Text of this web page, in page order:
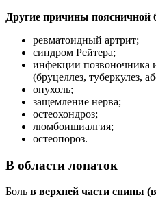
Другие причины поясничной
ревматоидный артрит;
синдром Рейтера;
инфекции позвоночника
(бруцеллез, туберкулез,
опухоль;
защемление нерва;
остеохондроз;
люмбоишиалгия;
остеопороз.
В области лопаток
Боль в верхней части спины